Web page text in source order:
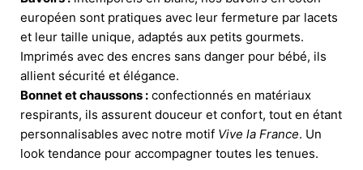
européen sont pratiques avec leur fermeture par lacets
et leur taille unique, adaptés aux petits gourmets.
Imprimés avec des encres sans danger pour bébé, ils
allient sécurité et élégance.
Bonnet et chaussons : confectionnés en matériaux
respirants, ils assurent douceur et confort, tout en étant
personnalisables avec notre motif Vive la France. Un
look tendance pour accompagner toutes les tenues.